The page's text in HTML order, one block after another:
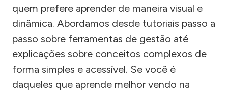
quem prefere aprender de maneira visual e
dinâmica. Abordamos desde tutoriais passo a
passo sobre ferramentas de gestão até
explicações sobre conceitos complexos de
forma simples e acessível. Se você é
daqueles que aprende melhor vendo na